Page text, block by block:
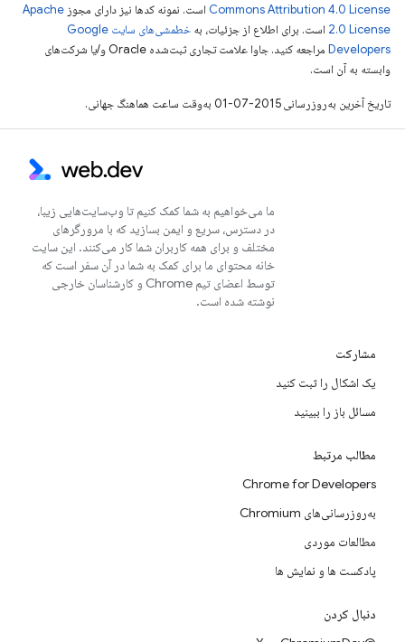
Commons Attribution 4.0 License است. نمونه کدها نیز دارای مجوز Apache
2.0 License است. برای اطلاع از جزئیات، به
خطمشی‌های سایت Google
Developers‏
مراجعه کنید. جاوا علامت تجاری ثبت‌شده Oracle و/یا شرکت‌های
وابسته به آن است.
تاریخ آخرین به‌روزرسانی 2015-07-01 به‌وقت ساعت هماهنگ جهانی.
ما می‌خواهیم به شما کمک کنیم تا وب‌سایت‌هایی زیبا،
در دسترس، سریع و ایمن بسازید که با مرورگرهای
مختلف و برای همه کاربران شما کار می‌کنند. این سایت
خانه محتوای ما برای کمک به شما در آن سفر است که
توسط اعضای تیم Chrome و کارشناسان خارجی
نوشته شده است.
مشارکت
یک اشکال را ثبت کنید
مسائل باز را ببینید
مطالب مرتبط
Chrome for Developers
به‌روزرسانی‌های Chromium
مطالعات موردی
پادکست ها و نمایش ها
دنبال کردن